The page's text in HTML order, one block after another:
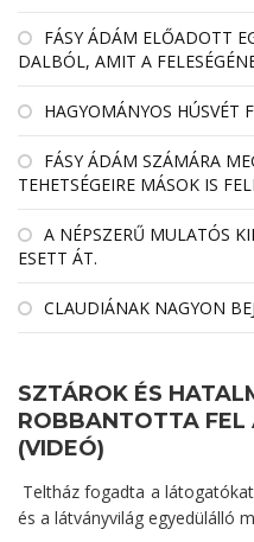
FÁSY ÁDÁM ELŐADOTT
DALBÓL, AMIT A
HAGYOMÁNYOS HÚSVÉT
FÁSY ÁDÁM SZÁMÁRA
TEHETSÉGEIRE MÁSOK IS
A NÉPSZERŰ MULATÓS
ESETT ÁT.
CLAUDIÁNAK NAGYON
SZTÁROK ÉS
ROBBANTOTTA FEL
(VIDEÓ)
Teltház fogadta a
és a látványvilág egyedülálló